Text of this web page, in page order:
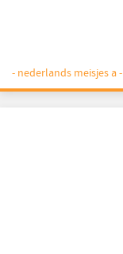
- nederlands meisjes a -